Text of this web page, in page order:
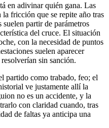
en adivinar quién gana. Las
fricción que se repite año tras
suelen partir de parámetros
del cruce. El situación
con la necesidad de puntos
suelen aparecer
sin sanción.
partido como trabado, feo; el
ve justamente allí la
no es un accidente, y la
con claridad cuando, tras
de faltas ya anticipa una